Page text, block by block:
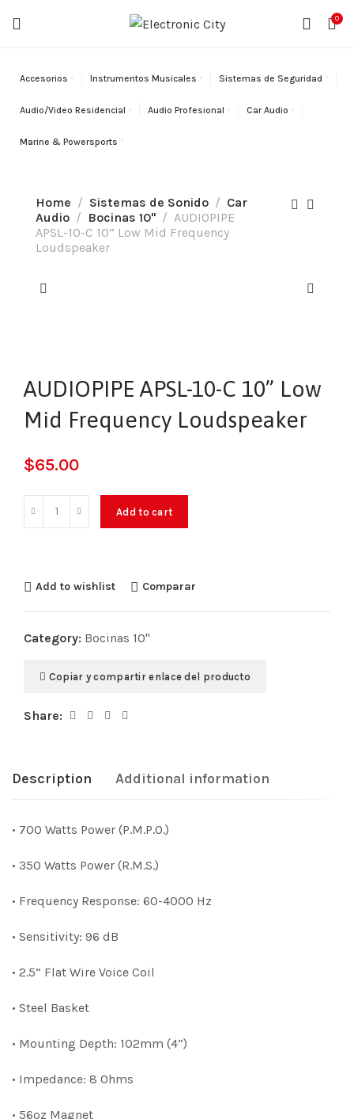
En órdenes sobre $200.
Solo aplica en
0
Accesorios Instrumentos Musicales Sistemas de Seguridad
Audio/Video Residencial Audio Profesional Car Audio
Marine & Powersports
Home Sistemas de Sonido
Car
Audio
Bocinas 10"
AUDIOPIPE
APSL-10-C 10” Low Mid Frequency
Loudspeaker
AUDIOPIPE APSL-10-C 10” Low
Mid Frequency Loudspeaker
$65.00
Add to cart
Add to wishlist Comparar
Category: Bocinas 10"
Copiar y compartir enlace del producto
Share:
Description Additional information
• 700 Watts Power (P.M.P.O.)
• 350 Watts Power (R.M.S.)
• Frequency Response: 60-4000 Hz
• Sensitivity: 96 dB
• 2.5” Flat Wire Voice Coil
• Steel Basket
• Mounting Depth: 102mm (4”)
• Impedance: 8 Ohms
• 56oz Magnet